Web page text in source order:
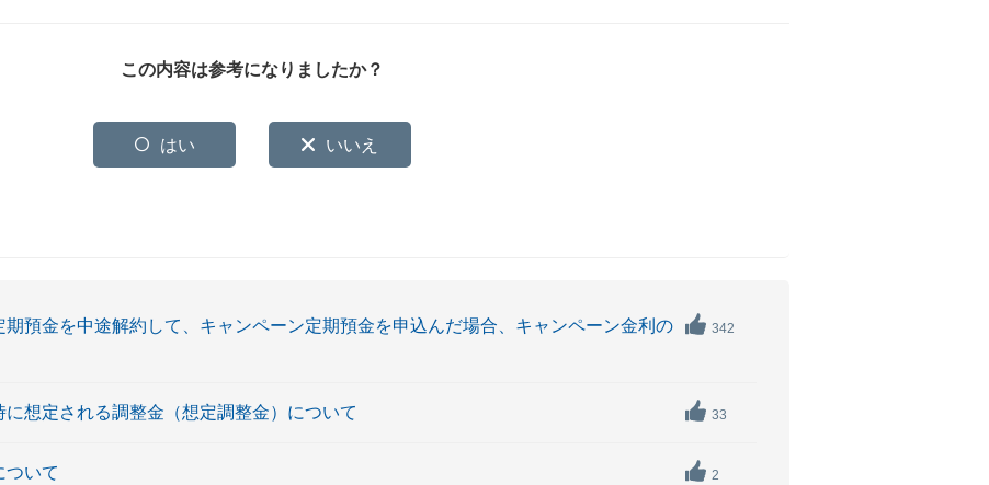
この内容は参考になりましたか？
はい いいえ
期預金を中途解約して、キャンペーン定期預金を申込んだ場合、キャンペーン金利の
342
に想定される調整金（想定調整金）について 33
ついて 2